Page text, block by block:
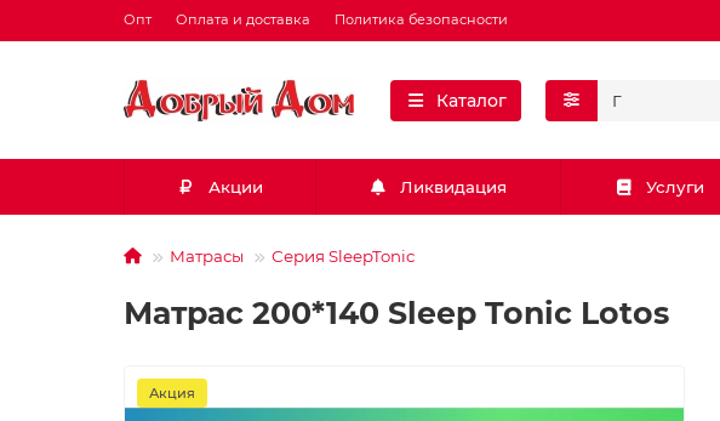
Опт Оплата и доставка Политика безопасности
Каталог
Акции Ликвидация Услуги
Матрасы Серия SleepTonic
Матрас 200*140 Sleep Tonic Lotos
Акция